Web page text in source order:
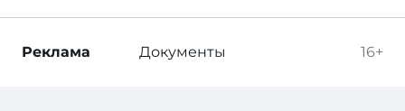
16+
Реклама Документы